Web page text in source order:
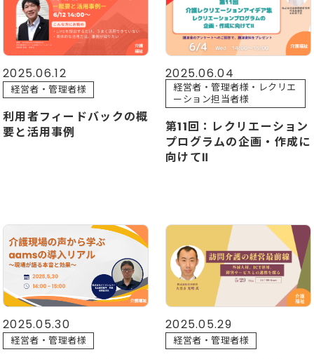
2025.06.12
経営者・管理者様
利用者フィードバックの概
要と活用事例
2025.06.04
経営者・管理者様・レクリエ
ーション担当者様
第11回：レクリエーション
プログラムの企画・作成に
向けてⅡ
2025.05.30
経営者・管理者様
2025.05.29
経営者・管理者様